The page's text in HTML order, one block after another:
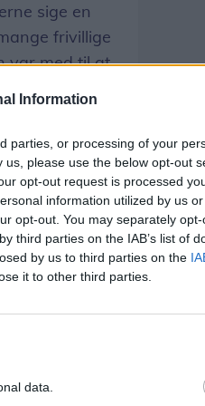
Information
parties, or processing of your
please use the below opt-out
opt-out request is processed
information utilized by us
opt-out. You may separately
third parties on the IAB’s list of
by us to third parties on the
it to other third parties.
data.
sige en
frivillige
var med til at
formand
altid mange
ikke kun